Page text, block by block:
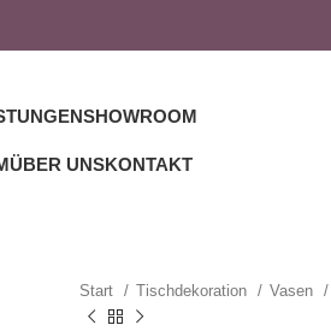
SHOWROOM
ÜBER UNSKONTAKT
Start Tischdekoration Vasen